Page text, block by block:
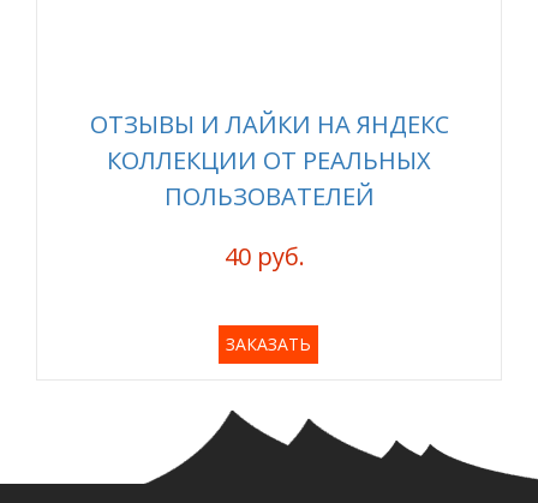
ОТЗЫВЫ И ЛАЙКИ НА ЯНДЕКС
КОЛЛЕКЦИИ ОТ РЕАЛЬНЫХ
ПОЛЬЗОВАТЕЛЕЙ
40 руб.
ЗАКАЗАТЬ